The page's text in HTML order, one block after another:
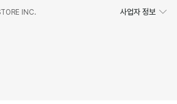
INC. 사업자 정보